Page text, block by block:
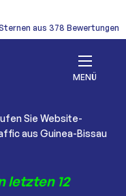
aus 378 Bewertungen
MENÜ
Sie Website-
aus Guinea-Bissau
letzten 12